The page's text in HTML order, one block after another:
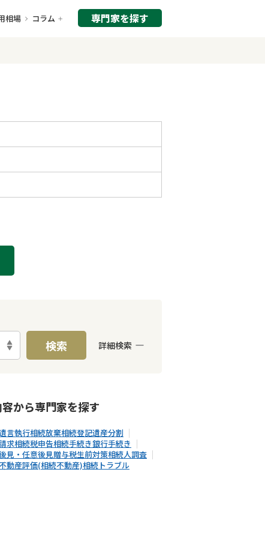
相場 コラム 専門家を探す
検索 詳細検索
から専門家を探す
言執行相続放棄相続登記遺産分割
求相続税申告相続手続き銀行手続き
見・任意後見贈与税生前対策相続人調査
動産評価(相続不動産)相続トラブル